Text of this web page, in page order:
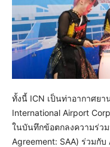
ทั้งนี้ ICN เป็นท่าอากาศย
International Airport
ในบันทึกข้อตกลงความร่ว
Agreement: SAA) ร่วมกั